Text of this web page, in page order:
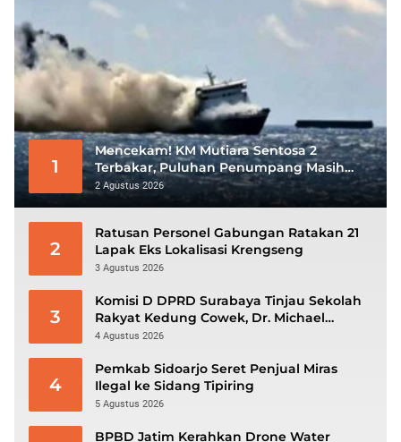
1
Mencekam! KM Mutiara Sentosa 2
Terbakar, Puluhan Penumpang Masih
Bertahan Menunggu Evakuasi
2 Agustus 2026
2
Ratusan Personel Gabungan Ratakan 21
Lapak Eks Lokalisasi Krengseng
3 Agustus 2026
3
Komisi D DPRD Surabaya Tinjau Sekolah
Rakyat Kedung Cowek, Dr. Michael
Leksodimulyo: “Membangun Karakter
4 Agustus 2026
4
Pemkab Sidoarjo Seret Penjual Miras
Ilegal ke Sidang Tipiring
5 Agustus 2026
BPBD Jatim Kerahkan Drone Water